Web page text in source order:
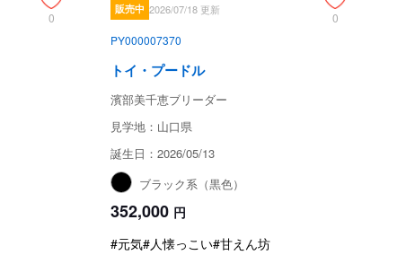
0
販売中 2026/07/18 更新
0
PY000007370
トイ・プードル
濱部美千恵ブリーダー
見学地：山口県
誕生日：2026/05/13
ブラック系（黒色）
352,000 円
#元気#人懐っこい#甘えん坊